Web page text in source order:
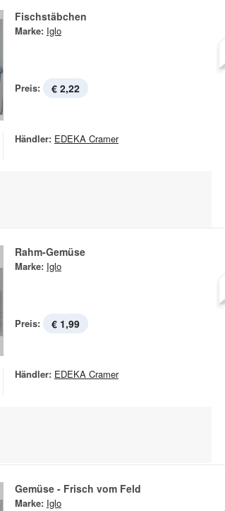
Fischstäbchen
Marke: Iglo
Preis: € 2,22
Händler: EDEKA Cramer
Rahm-Gemüse
Marke: Iglo
Preis: € 1,99
Händler: EDEKA Cramer
Gemüse - Frisch vom Feld
Marke: Iglo